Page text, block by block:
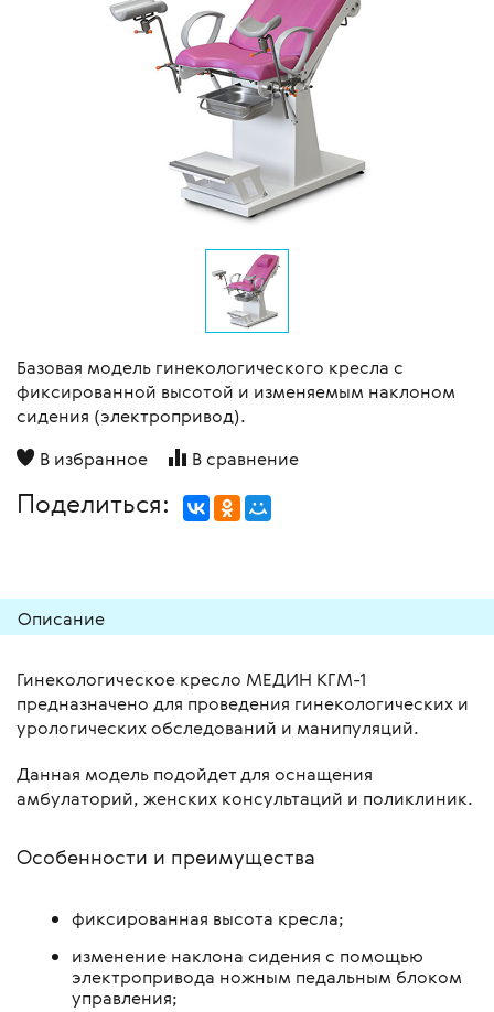
Базовая модель гинекологического кресла с
фиксированной высотой и изменяемым наклоном
сидения (электропривод).
В избранное
В сравнение
Поделиться:
Описание
Гинекологическое кресло МЕДИН КГМ-1
предназначено для проведения гинекологических и
урологических обследований и манипуляций.
Данная модель подойдет для оснащения
амбулаторий, женских консультаций и поликлиник.
Особенности и преимущества
фиксированная высота кресла;
изменение наклона сидения с помощью
электропривода ножным педальным блоком
управления;